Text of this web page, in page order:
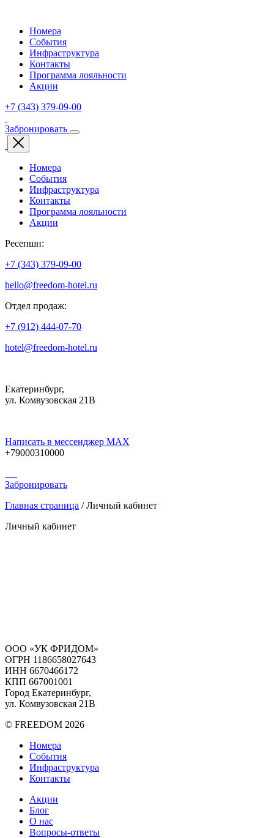
Номера
События
Инфраструктура
Контакты
Программа лояльности
Акции
+7 (343) 379-09-00
Забронировать
Номера
События
Инфраструктура
Контакты
Программа лояльности
Акции
Ресепшн:
+7 (343) 379-09-00
hello@freedom-hotel.ru
Отдел продаж:
+7 (912) 444-07-70
hotel@freedom-hotel.ru
Екатеринбург,
ул. Комвузовская 21В
Написать в мессенджер MAX
+79000310000
Забронировать
Главная страница /Личный кабинет
Личный кабинет
ООО «УК ФРИДОМ»
ОГРН 1186658027643
ИНН 6670466172
КПП 667001001
Город Екатеринбург,
ул. Комвузовская 21В
© FREEDOM 2026
Номера
События
Инфраструктура
Контакты
Акции
Блог
О нас
Вопросы-ответы